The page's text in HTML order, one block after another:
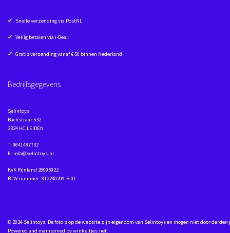
✔ Snelle verzending via PostNL
✔ Veilig betalen via i-Deal
✔ Gratis verzending vanaf € 50 binnen Nederland
Bedrijfsgegevens
Selintoys
Bachstraat 532
2324 HC LEIDEN
T: 0641487732
E: info@selintoys.nl
KvK Rijnland 28093922
BTW-nummer: 812280209.B.01
© 2024 Selintoys. De foto's op de website zijn eigendom van Selintoys en mogen niet door
Powered and maintained bywinkeltjes.net.